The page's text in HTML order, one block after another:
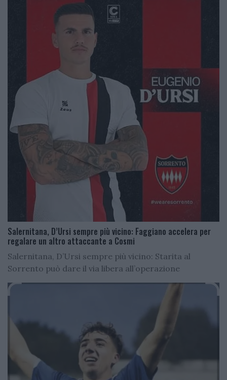
Salernitana, D’Ursi sempre più vicino: Faggiano accelera per
regalare un altro attaccante a Cosmi
Salernitana, D’Ursi sempre più vicino: Starita al
Sorrento può dare il via libera all’operazione